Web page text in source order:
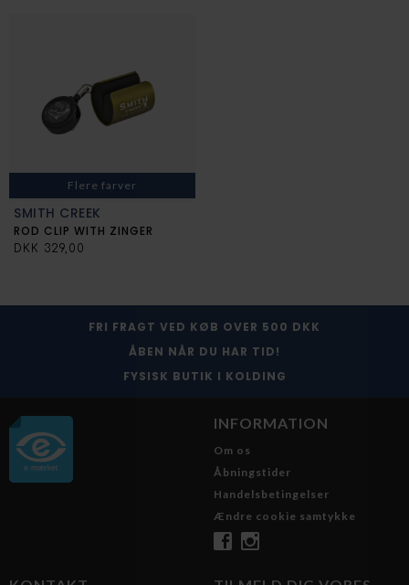
Flere farver
SMITH CREEK
ROD CLIP WITH ZINGER
DKK 329,00
FRI FRAGT VED KØB OVER 500 DKK
ÅBEN NÅR DU HAR TID!
FYSISK BUTIK I KOLDING
INFORMATION
Om os
Åbningstider
Handelsbetingelser
Ændre cookie samtykke